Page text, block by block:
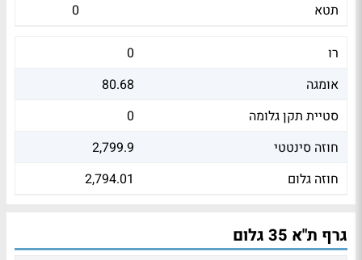
תטא
0
רו
0
אומגה
80.68
סטיית תקן גלומה
0
חוזה סינטטי
2,799.9
חוזה גלום
2,794.01
גרף ת"א 35 גלום